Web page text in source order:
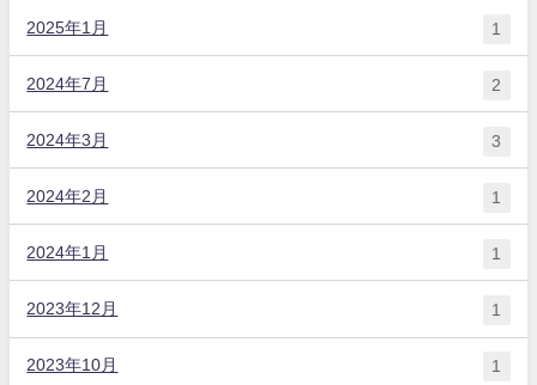
2025年1月 1
2024年7月 2
2024年3月 3
2024年2月 1
2024年1月 1
2023年12月 1
2023年10月 1